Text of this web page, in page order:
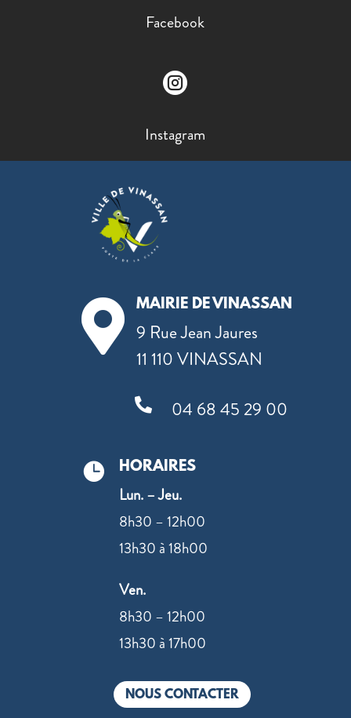
Facebook

Instagram
 MAIRIE DE VINASSAN
9 Rue Jean Jaures
11 110 VINASSAN
 04 68 45 29 00
 HORAIRES
Lun. – Jeu.
8h30 – 12h00
13h30 à 18h00
Ven.
8h30 – 12h00
13h30 à 17h00
NOUS CONTACTER